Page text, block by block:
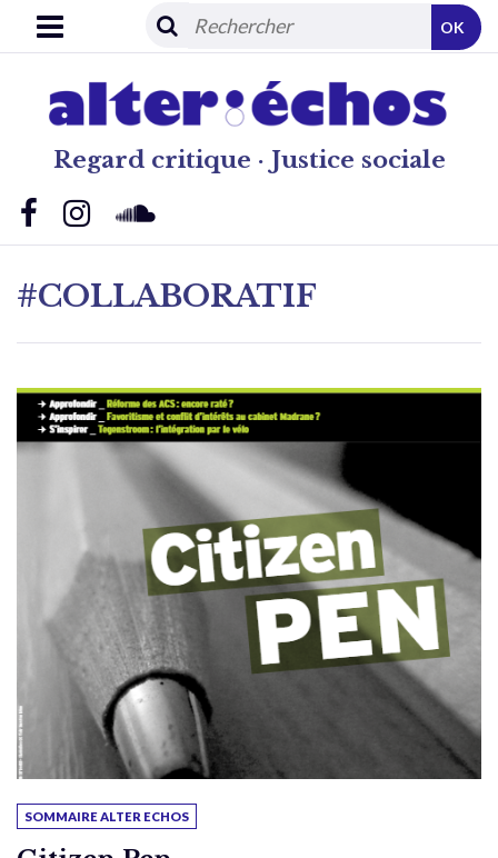
Regard critique · Justice sociale
OK
#COLLABORATIF
SOMMAIRE ALTER ECHOS